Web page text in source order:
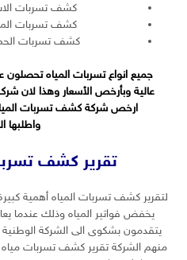
كشف تسربات
كشف تسربات
كشف تسربات
جميع انواع تسربات المياه
عالية وبأرخص الأسعار وهذا لان
ارخص شركة كشف تسربات
واطلبها
تقرير كشف
لتقرير كشف تسربات المياه أهمية
يخفض فواتير المياه وذلك عندما
يتقدمون بشكوى الى الشركة الوطنية
منهم الشركة تقرير كشف تسربات مياه